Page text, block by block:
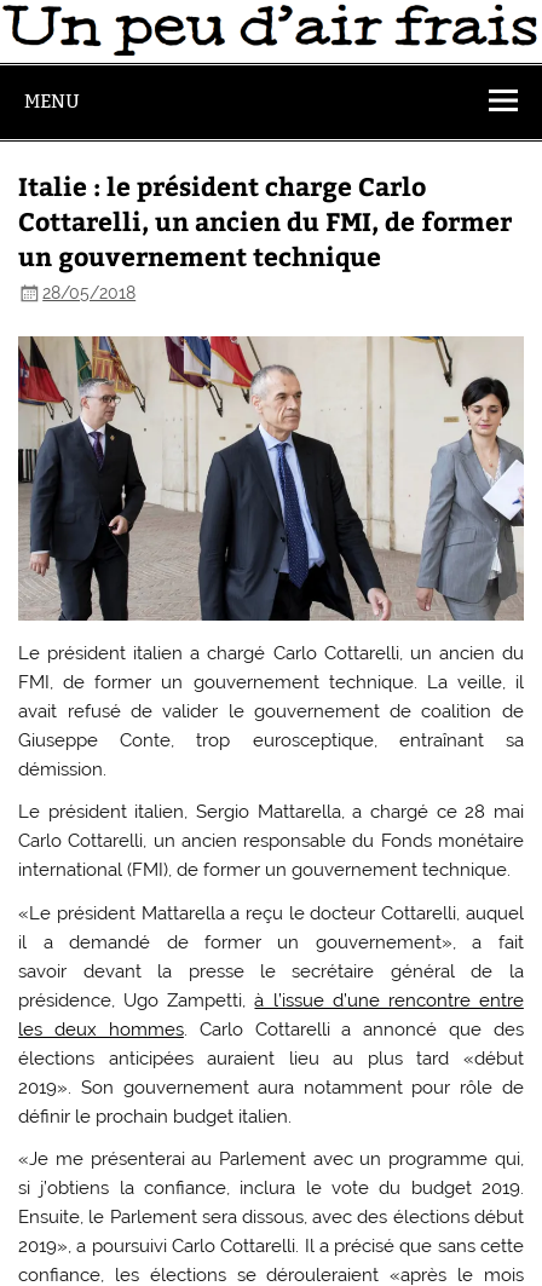
MENU
Italie : le président charge Carlo
Cottarelli, un ancien du FMI, de former
un gouvernement technique
28/05/2018
Le président italien a chargé Carlo Cottarelli, un ancien du
FMI, de former un gouvernement technique. La veille, il
avait refusé de valider le gouvernement de coalition de
Giuseppe Conte, trop eurosceptique, entraînant sa
démission.
Le président italien, Sergio Mattarella, a chargé ce 28 mai
Carlo Cottarelli, un ancien responsable du Fonds monétaire
international (FMI), de former un gouvernement technique.
«Le président Mattarella a reçu le docteur Cottarelli, auquel
il a demandé de former un gouvernement», a fait
savoir devant la presse le secrétaire général de la
présidence, Ugo Zampetti,à l’issue d’une rencontre entre
les deux hommes. Carlo Cottarelli a annoncé que des
élections anticipées auraient lieu au plus tard «début
2019». Son gouvernement aura notamment pour rôle de
définir le prochain budget italien.
«Je me présenterai au Parlement avec un programme qui,
si j’obtiens la confiance, inclura le vote du budget 2019.
Ensuite, le Parlement sera dissous, avec des élections début
2019», a poursuivi Carlo Cottarelli. Il a précisé que sans cette
confiance, les élections se dérouleraient «après le mois